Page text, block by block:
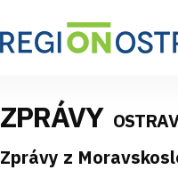
ZPRÁVY
Zprávy z